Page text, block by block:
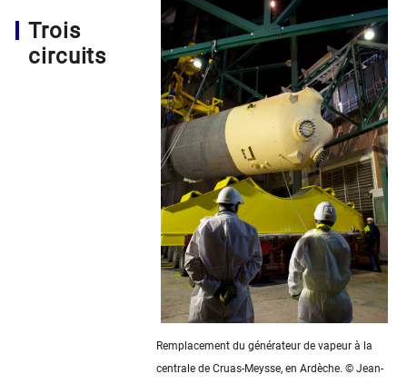
Remplacement du générateur de vapeur à la
centrale de Cruas-Meysse, en Ardèche. © Jean-
Trois
circuits